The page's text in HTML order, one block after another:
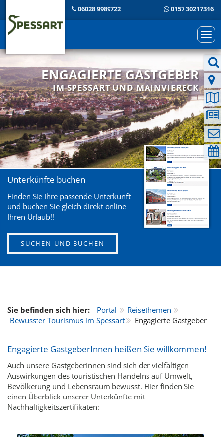
06028 9989722 0157 30217316
ENGAGIERTE GASTGEBER
IM SPESSART UND MAINVIERECK
Unterkünfte buchen
Finden Sie Ihre passende Unterkunft
und buchen Sie gleich direkt online
Ihren Urlaub!!
SUCHEN UND BUCHEN
Sie befinden sich hier: Portal
Reisethemen
Bewusster Tourismus im Spessart
Engagierte Gastgeber
Engagierte GastgeberInnen heißen Sie willkommen!
Auch unsere GastgeberInnen sind sich der vielfältigen
Auswirkungen des touristischen Handelns auf Umwelt,
Bevölkerung und Lebensraum bewusst. Hier finden Sie
einen Überblick unserer Unterkünfte mit
Nachhaltigkeitszertifikaten: